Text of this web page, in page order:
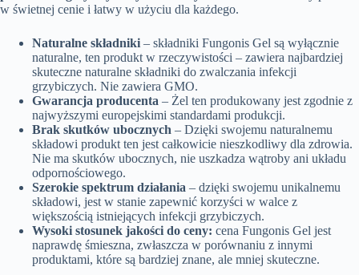
w świetnej cenie i łatwy w użyciu dla każdego.
Naturalne składniki – składniki Fungonis Gel są wyłącznie
naturalne, ten produkt w rzeczywistości – zawiera najbardziej
skuteczne naturalne składniki do zwalczania infekcji
grzybiczych. Nie zawiera GMO.
Gwarancja producenta – Żel ten produkowany jest zgodnie z
najwyższymi europejskimi standardami produkcji.
Brak skutków ubocznych – Dzięki swojemu naturalnemu
składowi produkt ten jest całkowicie nieszkodliwy dla zdrowia.
Nie ma skutków ubocznych, nie uszkadza wątroby ani układu
odpornościowego.
Szerokie spektrum działania – dzięki swojemu unikalnemu
składowi, jest w stanie zapewnić korzyści w walce z
większością istniejących infekcji grzybiczych.
Wysoki stosunek jakości do ceny: cena Fungonis Gel jest
naprawdę śmieszna, zwłaszcza w porównaniu z innymi
produktami, które są bardziej znane, ale mniej skuteczne.